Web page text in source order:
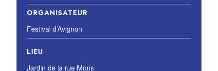
ORGANISATEUR
Festival d’Avignon
LIEU
Jardin de la rue Mons